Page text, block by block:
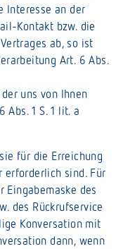
Interesse an der
Kontakt bzw. die
ab, so ist
Art. 6 Abs.
uns von Ihnen
1 S. 1 lit. a
für die Erreichung
erforderlich sind. Für
Eingabemaske des
des Rückrufservice
Konversation mit
dann, wenn